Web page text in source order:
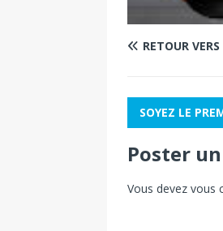
RETOUR
SOYEZ LE
Poster
Vous devez vous